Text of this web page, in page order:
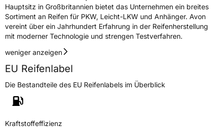
EisgripNein
EPREL ID583827
Allgemeine Produktsicherheit (GPSR)
HerstellerkontaktAPLUS, Qingdao China,
miranda@haohuature.com
in der EU
Hauptsitz in Großbritannien bietet das Unternehmen ein breites
Sortiment an Reifen für PKW, Leicht-LKW und Anhänger. Avon
vereint über ein Jahrhundert Erfahrung in der Reifenherstellung
mit moderner Technologie und strengen Testverfahren.
weniger anzeigen
EU Reifenlabel
Die Bestandteile des EU Reifenlabels im Überblick
Kraftstoffeffizienz